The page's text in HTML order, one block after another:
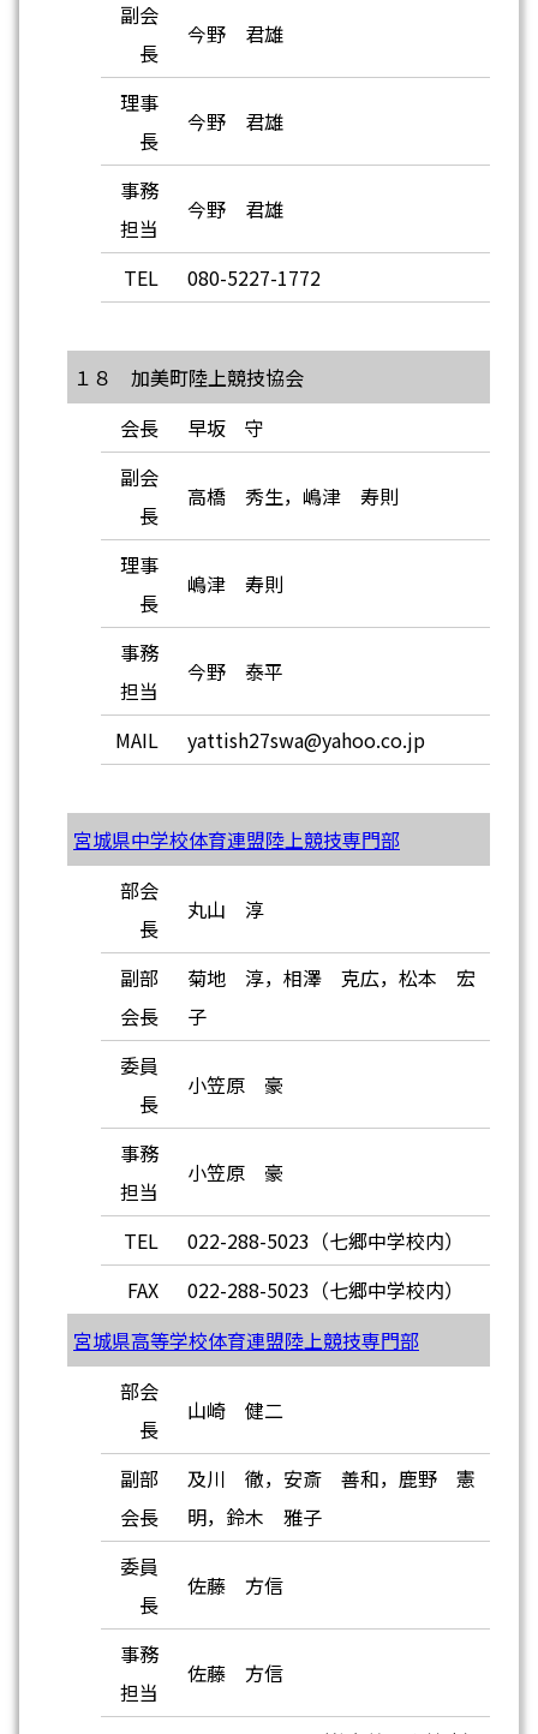
副会
長
今野 君雄
理事
長
今野 君雄
事務
担当
今野 君雄
TEL 080-5227-1772
１８ 加美町陸上競技協会
会長
早坂 守
副会
長
高橋 秀生，嶋津 寿則
理事
長
嶋津 寿則
事務
担当
今野 泰平
MAIL yattish27swa@yahoo.co.jp
宮城県中学校体育連盟陸上競技専門部
部会
長
丸山 淳
副部
会長
菊地 淳，相澤 克広，松本 宏
子
委員
長
小笠原 豪
事務
担当
小笠原 豪
TEL
022-288-5023（七郷中学校内）
FAX
022-288-5023（七郷中学校内）
宮城県高等学校体育連盟陸上競技専門部
部会
長
山崎 健二
副部
会長
及川 徹，安斎 善和，鹿野 憲
明，鈴木 雅子
委員
長
佐藤 方信
事務
担当
佐藤 方信